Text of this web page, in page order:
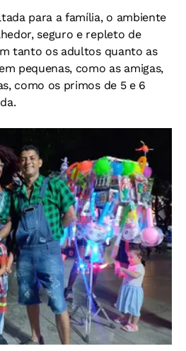
para a família, o ambiente
seguro e repleto de
tanto os adultos quanto as
pequenas, como as amigas,
como os primos de 5 e 6